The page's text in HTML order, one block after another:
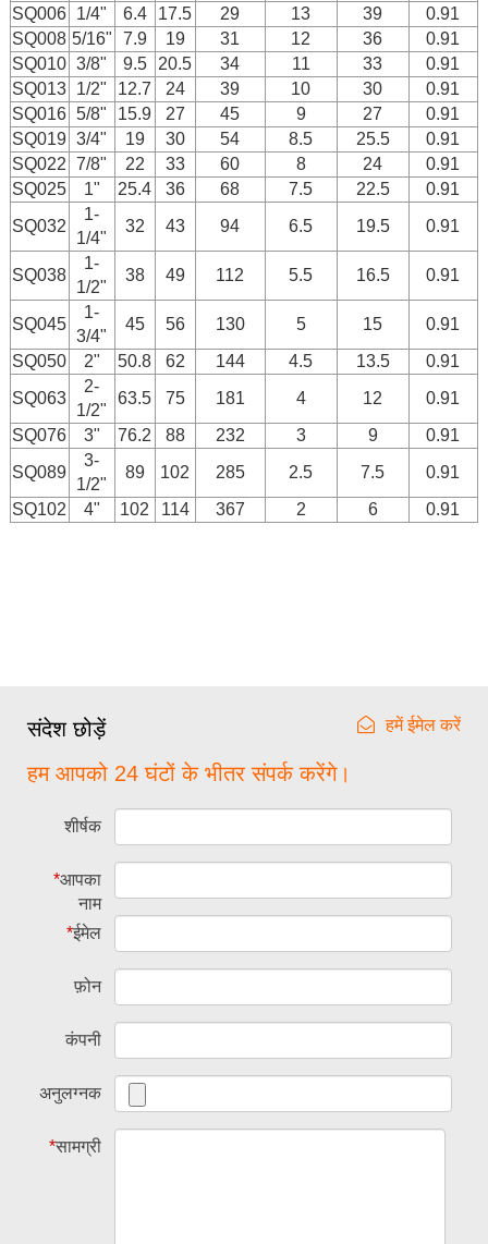
SQ006 1/4" 6.4 17.5 29 13 39
0.91
SQ008 5/16" 7.9 19 31 12 36
0.91
SQ010 3/8" 9.5 20.5 34 11 33
0.91
SQ013 1/2" 12.7 24 39 10 30
0.91
SQ016 5/8" 15.9 27 45 9 27
0.91
SQ019 3/4" 19 30 54 8.5 25.5
0.91
SQ022
7/8" 22 33 60 8 24
0.91
SQ025
1" 25.4 36 68 7.5 22.5
0.91
SQ032
1-
1/4"
32 43 94 6.5 19.5 0.91
SQ038
1-
1/2"
38 49 112 5.5 16.5 0.91
SQ045
1-
3/4"
45 56 130 5 15
0.91
SQ050
2" 50.8 62 144 4.5 13.5
0.91
SQ063
2-
1/2"
63.5 75 181 4 12
0.91
SQ076
3" 76.2 88 232 3 9
0.91
SQ089
3-
1/2"
89 102 285 2.5 7.5
0.91
SQ102
4" 102 114 367 2 6 0.91
संदेश छोड़ें हमें ईमेल करें
हम आपको 24 घंटों के भीतर संपर्क करेंगे।
शीर्षक
*आपका
नाम
*ईमेल
फ़ोन
कंपनी
अनुलग्नक
*सामग्री